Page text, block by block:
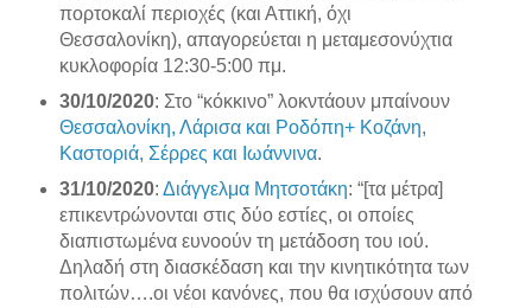
πορτοκαλί περιοχές (και Αττική, όχι
Θεσσαλονίκη), απαγορεύεται η μεταμεσονύχτια
κυκλοφορία 12:30-5:00 πμ.
30/10/2020: Στο “κόκκινο” λοκντάουν μπαίνουν
Θεσσαλονίκη, Λάρισα και Ροδόπη+ Κοζάνη,
Καστοριά, Σέρρες και Ιωάννινα.
31/10/2020: Διάγγελμα Μητσοτάκη: “[τα μέτρα]
επικεντρώνονται στις δύο εστίες, οι οποίες
διαπιστωμένα ευνοούν τη μετάδοση του ιού.
Δηλαδή στη διασκέδαση και την κινητικότητα των
πολιτών….οι νέοι κανόνες, που θα ισχύσουν από